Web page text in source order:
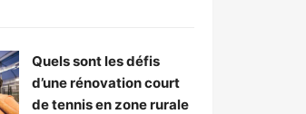
Quels sont les défis
d’une rénovation court
de tennis en zone rurale